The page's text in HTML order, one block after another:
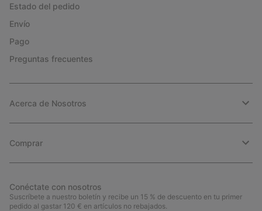
Estado del pedido
Envío
Pago
Preguntas frecuentes
Acerca de Nosotros
Comprar
Conéctate con nosotros
Suscríbete a nuestro boletín y recibe un 15 % de descuento en tu primer
pedido al gastar 120 € en artículos no rebajados.